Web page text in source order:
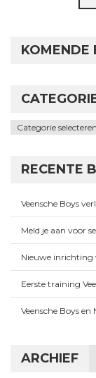
KOMENDE
Categorieën
RECENTE
Veensche Boys
Meld je aan voor
Nieuwe inrichting
Eerste training
Veensche Boys
ARCHIEF